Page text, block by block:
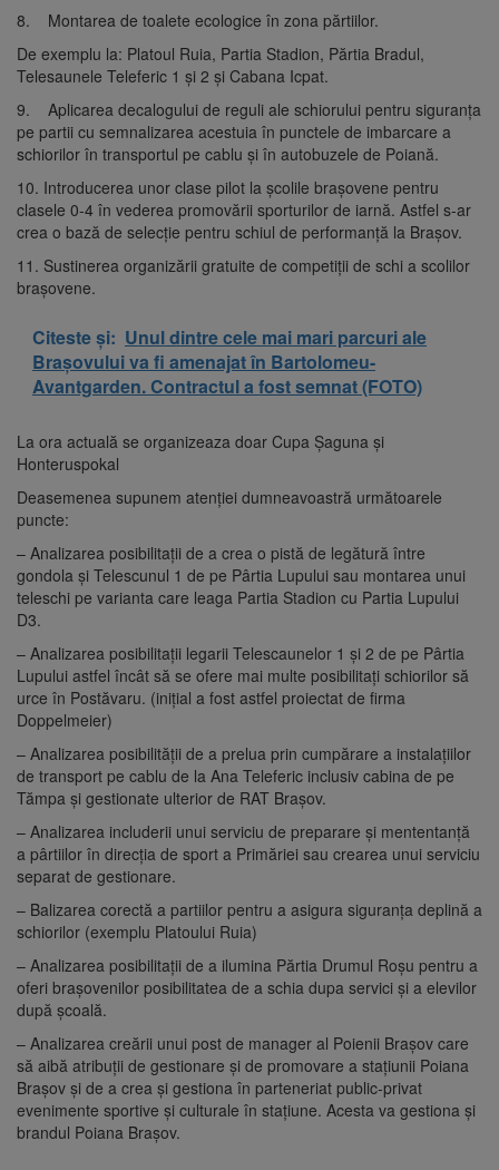
8. Montarea de toalete ecologice în zona părtiilor.
De exemplu la: Platoul Ruia, Partia Stadion, Părtia Bradul,
Telesaunele Teleferic 1 și 2 și Cabana Icpat.
9. Aplicarea decalogului de reguli ale schiorului pentru siguranța
pe partii cu semnalizarea acestuia în punctele de imbarcare a
schiorilor în transportul pe cablu și în autobuzele de Poiană.
10. Introducerea unor clase pilot la școlile brașovene pentru
clasele 0-4 în vederea promovării sporturilor de iarnă. Astfel s-ar
crea o bază de selecție pentru schiul de performanță la Brașov.
11. Sustinerea organizării gratuite de competiții de schi a scolilor
brașovene.
Citeste și: Unul dintre cele mai mari parcuri ale
Brașovului va fi amenajat în Bartolomeu-
Avantgarden. Contractul a fost semnat (FOTO)
La ora actuală se organizeaza doar Cupa Șaguna și
Honteruspokal
Deasemenea supunem atenției dumneavoastră următoarele
puncte:
– Analizarea posibilitații de a crea o pistă de legătură între
gondola și Telescunul 1 de pe Pârtia Lupului sau montarea unui
teleschi pe varianta care leaga Partia Stadion cu Partia Lupului
D3.
– Analizarea posibilitații legarii Telescaunelor 1 și 2 de pe Pârtia
Lupului astfel încât să se ofere mai multe posibilitați schiorilor să
urce în Postăvaru. (inițial a fost astfel proiectat de firma
Doppelmeier)
– Analizarea posibilității de a prelua prin cumpărare a instalațiilor
de transport pe cablu de la Ana Teleferic inclusiv cabina de pe
Tămpa și gestionate ulterior de RAT Brașov.
– Analizarea includerii unui serviciu de preparare și mententanță
a pârtiilor în direcția de sport a Primăriei sau crearea unui serviciu
separat de gestionare.
– Balizarea corectă a partiilor pentru a asigura siguranța deplină a
schiorilor (exemplu Platoului Ruia)
– Analizarea posibilitații de a ilumina Părtia Drumul Roșu pentru a
oferi brașovenilor posibilitatea de a schia dupa servici și a elevilor
după școală.
– Analizarea creării unui post de manager al Poienii Brașov care
să aibă atribuții de gestionare și de promovare a stațiunii Poiana
Brașov și de a crea și gestiona în parteneriat public-privat
evenimente sportive și culturale în stațiune. Acesta va gestiona și
brandul Poiana Brașov.